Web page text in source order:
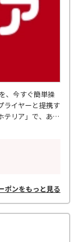
、今すぐ簡単操
ライヤーと提携す
テリア」で、あな
ポンをもっと見る